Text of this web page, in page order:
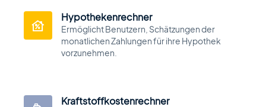
Hypothekenrechner
Ermöglicht Benutzern, Schätzungen der
monatlichen Zahlungen für ihre Hypothek
vorzunehmen.
Kraftstoffkostenrechner